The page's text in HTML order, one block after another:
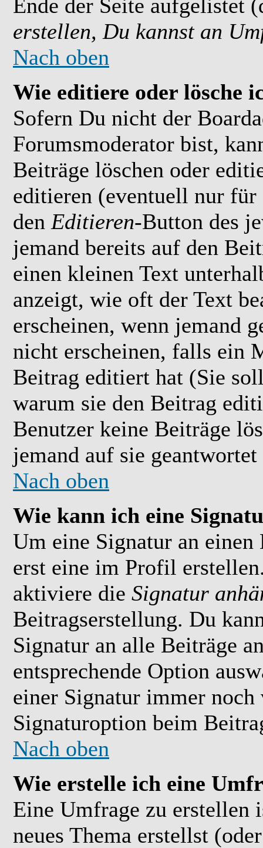
Ende der Seite aufgelistet
erstellen, Du kannst an
Nach oben
Wie editiere oder lösche
Sofern Du nicht der
Forumsmoderator bist,
Beiträge löschen oder
editieren (eventuell nur
den Editieren-Button des
jemand bereits auf den
einen kleinen Text
anzeigt, wie oft der Text
erscheinen, wenn jemand
nicht erscheinen, falls ein
Beitrag editiert hat (Sie
warum sie den Beitrag
Benutzer keine Beiträge
jemand auf sie geantwortet
Nach oben
Wie kann ich eine
Um eine Signatur an einen
erst eine im Profil
aktiviere die Signatur
Beitragserstellung. Du
Signatur an alle Beiträge
entsprechende Option
einer Signatur immer
Signaturoption beim
Nach oben
Wie erstelle ich eine
Eine Umfrage zu erstellen
neues Thema erstellst